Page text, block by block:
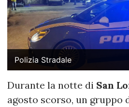
Polizia Stradale
Durante la notte di San
agosto scorso, un gruppo